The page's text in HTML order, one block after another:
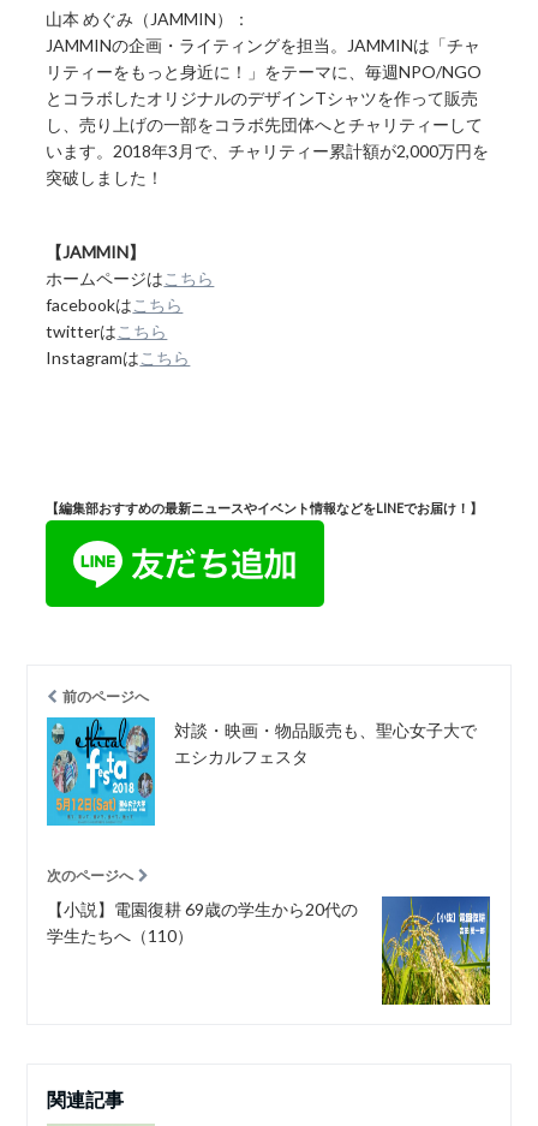
山本 めぐみ（JAMMIN）：
JAMMINの企画・ライティングを担当。JAMMINは「チャ
リティーをもっと身近に！」をテーマに、毎週NPO/NGO
とコラボしたオリジナルのデザインTシャツを作って販売
し、売り上げの一部をコラボ先団体へとチャリティーして
います。2018年3月で、チャリティー累計額が2,000万円を
突破しました！
【JAMMIN】
ホームページはこちら
facebookはこちら
twitterはこちら
Instagramはこちら
【編集部おすすめの最新ニュースやイベント情報などをLINEでお届け！】
前のページへ
対談・映画・物品販売も、聖心女子大で
エシカルフェスタ
次のページへ
【小説】電園復耕 69歳の学生から20代の
学生たちへ（110）
関連記事